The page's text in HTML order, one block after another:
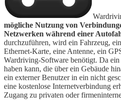
mögliche Nutzung von
Netzwerken während einer
durchzuführen, wird ein Fahrzeug,
Ethernet-Karte, eine Antenne, ein
Wardriving-Software benötigt. Da
haben kann, die über ein Gebäude
ein externer Benutzer in ein nicht
eine kostenlose Internetverbindung
Zugang zu privaten oder